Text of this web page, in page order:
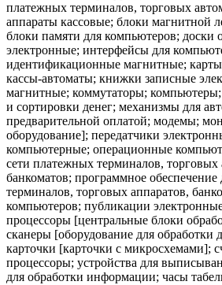
платежных терминалов, торговых
аппараты кассовые; блоки магнитной
блоки памяти для компьютеров; доски
электронные; интерфейсы для
идентификационные магнитные;
кассы-автоматы; книжки записные
магнитные; коммутаторы;
и сортировки денег; механизмы для
предварительной оплатой; модемы;
оборудование]; передатчики
компьютерные; операционные
сети платежных терминалов, торговых
банкоматов; программное
терминалов, торговых аппаратов,
компьютеров; публикации
процессоры [центральные блоки
сканеры [оборудование для обработки
карточки [карточки с микросхемами];
процессоры; устройства для
для обработки информации; часы